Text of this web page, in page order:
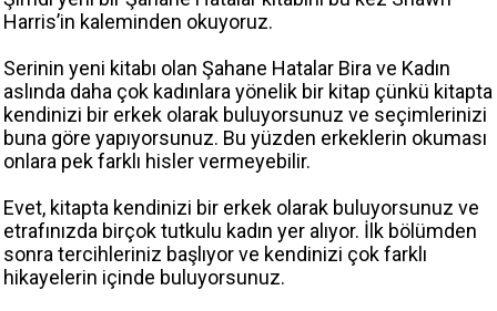
Harris’in kaleminden okuyoruz.
Serinin yeni kitabı olan Şahane Hatalar Bira ve Kadın
aslında daha çok kadınlara yönelik bir kitap çünkü kitapta
kendinizi bir erkek olarak buluyorsunuz ve seçimlerinizi
buna göre yapıyorsunuz. Bu yüzden erkeklerin okuması
onlara pek farklı hisler vermeyebilir.
Evet, kitapta kendinizi bir erkek olarak buluyorsunuz ve
etrafınızda birçok tutkulu kadın yer alıyor. İlk bölümden
sonra tercihleriniz başlıyor ve kendinizi çok farklı
hikayelerin içinde buluyorsunuz.